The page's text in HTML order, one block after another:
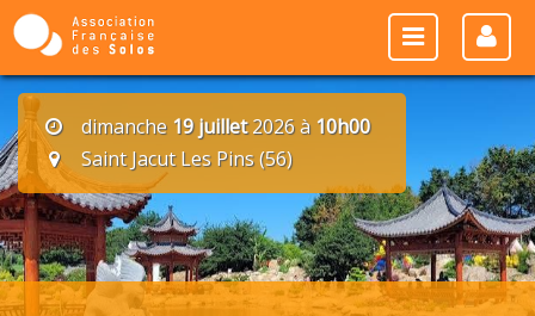
dimanche 19 juillet2026 à 10h00
Saint Jacut Les Pins (56)